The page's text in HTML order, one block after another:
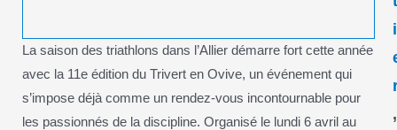
La saison des triathlons dans l’Allier démarre fort cette année
avec la 11e édition du Trivert en Ovive, un événement qui
s’impose déjà comme un rendez-vous incontournable pour
les passionnés de la discipline. Organisé le lundi 6 avril au
,